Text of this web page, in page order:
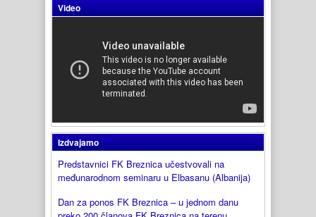
Video
Izdvajamo
Predstavnici FK Breznica učestvovali na
međunarodnom seminaru u Elbasanu (Albanija)
Dan za ponos FK Breznica – u jednom danu